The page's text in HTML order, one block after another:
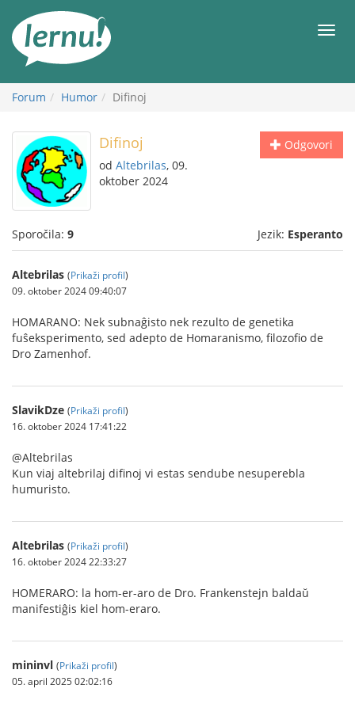
vsebini
Meni
Forum Humor Difinoj
Odgovori
Difinoj
od Altebrilas, 09.
oktober 2024
Sporočila: 9 Jezik: Esperanto
Altebrilas (Prikaži profil)
09. oktober 2024 09:40:07
HOMARANO: Nek subnaĝisto nek rezulto de genetika
fuŝeksperimento, sed adepto de Homaranismo, filozofio de
Dro Zamenhof.
SlavikDze (Prikaži profil)
16. oktober 2024 17:41:22
@Altebrilas
Kun viaj altebrilaj difinoj vi estas sendube nesuperebla
humuristo.
Altebrilas (Prikaži profil)
16. oktober 2024 22:33:27
HOMERARO: la hom-er-aro de Dro. Frankenstejn baldaŭ
manifestiĝis kiel hom-eraro.
mininvl (Prikaži profil)
05. april 2025 02:02:16